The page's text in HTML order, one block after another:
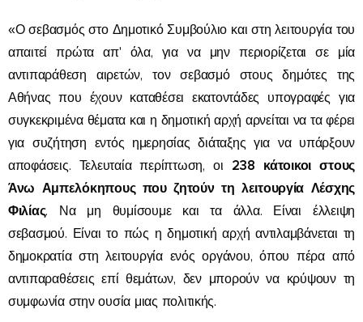
«Ο σεβασμός στο Δημοτικό Συμβούλιο και στη λειτουργία του
απαιτεί πρώτα απ' όλα, για να μην περιορίζεται σε μία
αντιπαράθεση αιρετών, τον σεβασμό στους δημότες της
Αθήνας που έχουν καταθέσει εκατοντάδες υπογραφές για
συγκεκριμένα θέματα και η δημοτική αρχή αρνείται να τα φέρει
για συζήτηση εντός ημερησίας διάταξης για να υπάρξουν
αποφάσεις. Τελευταία περίπτωση, οι 238 κάτοικοι στους
Άνω Αμπελόκηπους που ζητούν τη λειτουργία Λέσχης
Φιλίας. Να μη θυμίσουμε και τα άλλα. Είναι έλλειψη
σεβασμού. Είναι το πώς η δημοτική αρχή αντιλαμβάνεται τη
δημοκρατία στη λειτουργία ενός οργάνου, όπου πέρα από
αντιπαραθέσεις επί θεμάτων, δεν μπορούν να κρύψουν τη
συμφωνία στην ουσία μιας πολιτικής.